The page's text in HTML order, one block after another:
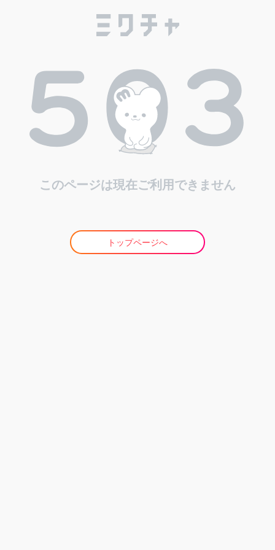
このページは現在ご利用できません